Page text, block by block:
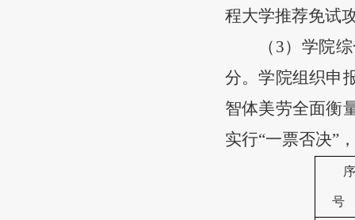
程大学推荐免试
（ 3）学院
分。学院组织申
智体美劳全面衡
实行“一票否决”
序
号